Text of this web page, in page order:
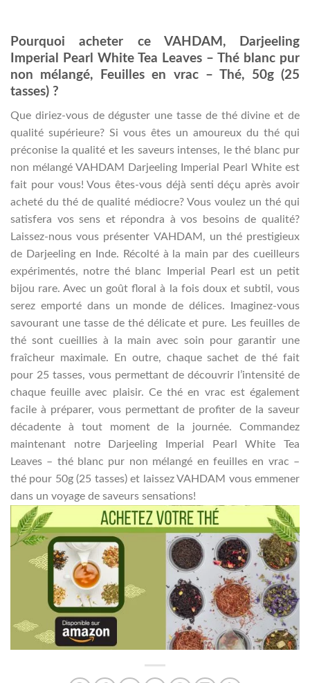
Pourquoi acheter ce VAHDAM, Darjeeling
Imperial Pearl White Tea Leaves – Thé blanc pur
non mélangé, Feuilles en vrac – Thé, 50g (25
tasses) ?
Que diriez-vous de déguster une tasse de thé divine et de
qualité supérieure? Si vous êtes un amoureux du thé qui
préconise la qualité et les saveurs intenses, le thé blanc pur
non mélangé VAHDAM Darjeeling Imperial Pearl White est
fait pour vous!Vous êtes-vous déjà senti déçu après avoir
acheté du thé de qualité médiocre? Vous voulez un thé qui
satisfera vos sens et répondra à vos besoins de qualité?
Laissez-nous vous présenter VAHDAM, un thé prestigieux
de Darjeeling en Inde. Récolté à la main par des cueilleurs
expérimentés, notre thé blanc Imperial Pearl est un petit
bijou rare. Avec un goût floral à la fois doux et subtil, vous
serez emporté dans un monde de délices.
Imaginez-vous
savourant une tasse de thé délicate et pure. Les feuilles de
thé sont cueillies à la main avec soin pour garantir une
fraîcheur maximale. En outre, chaque sachet de thé fait
pour 25 tasses, vous permettant de découvrir l’intensité de
chaque feuille avec plaisir. Ce thé en vrac est également
facile à préparer, vous permettant de profiter de la saveur
décadente à tout moment de la journée. Commandez
maintenant notre Darjeeling Imperial Pearl White Tea
Leaves – thé blanc pur non mélangé en feuilles en vrac –
thé pour 50g (25 tasses) et laissez VAHDAM vous emmener
dans un voyage de saveurs sensations!